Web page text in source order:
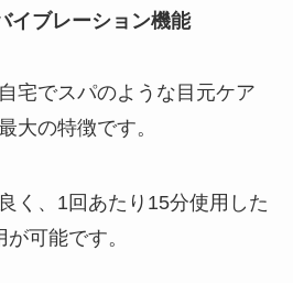
イブレーション機能
宅でスパのような目元ケア
大の特徴です。
く、1回あたり15分使用した
可能です。